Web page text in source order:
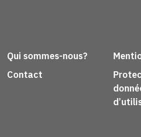
Qui sommes-nous?
Contact